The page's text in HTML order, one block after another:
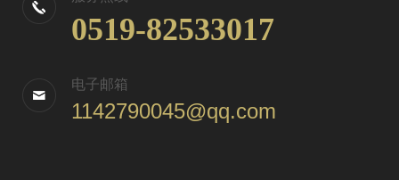
0519-82533017
电子邮箱
1142790045@qq.com